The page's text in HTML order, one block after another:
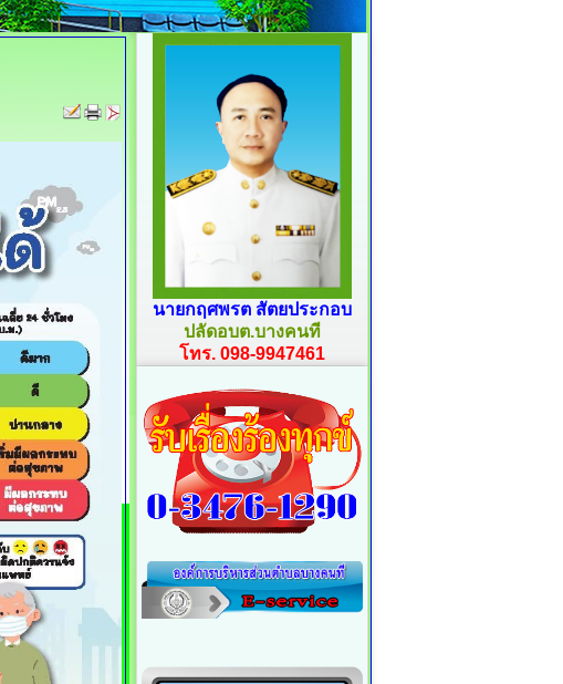
นายกฤศพรต สัตยประกอบ
ปลัดอบต.บางคนที
โทร. 098-9947461